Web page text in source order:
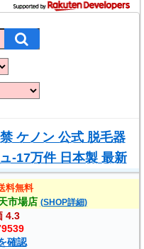
ケノン 公式 脱毛器
-17万件 日本製 最新
ダ毛 ヒゲ ボ..
料無料
市場店 (SHOP詳細)
4.3
確認